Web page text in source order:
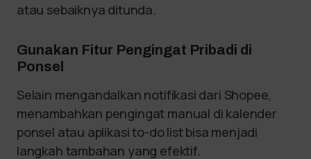
atau sebaiknya ditunda.
Gunakan Fitur Pengingat Pribadi di
Ponsel
Selain mengandalkan notifikasi dari Shopee,
menambahkan pengingat manual di kalender
ponsel atau aplikasi to-do list bisa menjadi
langkah tambahan yang efektif.